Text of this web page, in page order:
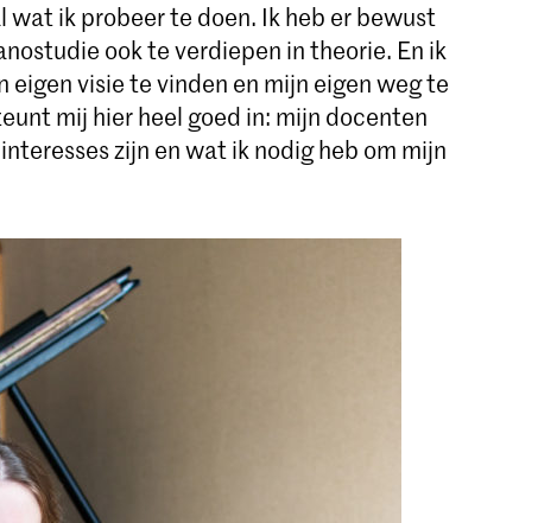
wat ik probeer te doen. Ik heb er bewust
ook te verdiepen in theorie. En ik
visie te vinden en mijn eigen weg te
mij hier heel goed in: mijn docenten
zijn en wat ik nodig heb om mijn